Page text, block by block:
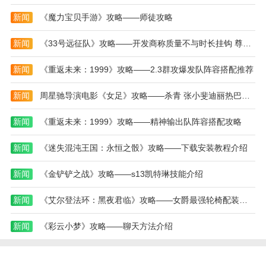
3. 任务系统：包括主线任务和支线任务，玩家需跟
随剧情推进，解开谜团，并探索更多隐藏的秘密。
4. 探索与发现：广阔的开放世界等待玩家探索，发
现隐藏的宝藏和任务。
5. 竞技场对战：在竞技场中与其他玩家进行对战，
展现自己的实力。
本站为您提供轩辕剑3：云和山的彼端 安卓移植版
的 手机游戏 ，欢迎大家记住本站网址，本站是您下载
安卓手游app最好的网站！
热门搜索:
版无限金币下载) 模拟冒险角色游戏攻略(冒险世界手游人物攻略)
新闻 《魔力宝贝手游》攻略——师徒攻略
新闻 《33号远征队》攻略——开发商称质量不与时长挂钩 尊重玩家时间才能成功
新闻 《重返未来：1999》攻略——2.3群攻爆发队阵容搭配推荐
新闻
新闻 《重返未来：1999》攻略——精神输出队阵容搭配攻略
新闻 《迷失混沌王国：永恒之骰》攻略——下载安装教程介绍
新闻 《金铲铲之战》攻略——s13凯特琳技能介绍
新闻
新闻 《彩云小梦》攻略——聊天方法介绍